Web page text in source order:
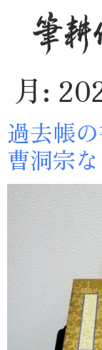
月:
過去帳
曹洞宗